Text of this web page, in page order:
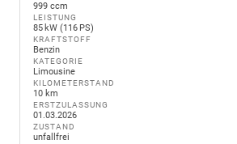
999 ccm
LEISTUNG
85 kW (116 PS)
KRAFTSTOFF
Benzin
KATEGORIE
Limousine
KILOMETERSTAND
10 km
ERSTZULASSUNG
01.03.2026
ZUSTAND
unfallfrei